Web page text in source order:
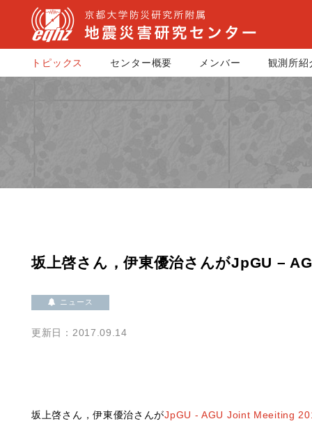
トピックス センター概要 メンバー 観測所紹
坂上啓さん，伊東優治さんがJpGU –
ニュース
更新日：2017.09.14
坂上啓さん，伊東優治さんがJpGU - AGU Joint Meeiting